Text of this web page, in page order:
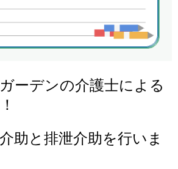
ーデンの介護士による
助と排泄介助を行いま